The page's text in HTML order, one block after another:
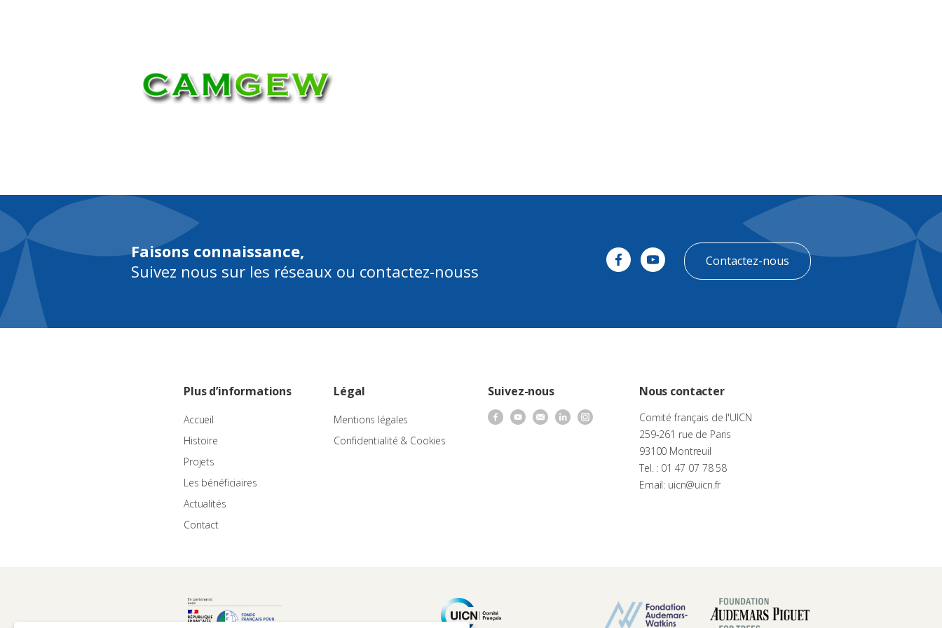
Faisons connaissance,
Suivez nous sur les réseaux ou contactez-nouss
Contactez-nous
Plus d’informations
Accueil
Histoire
Projets
Les bénéficiaires
Actualités
Contact
Légal
Mentions légales
Confidentialité & Cookies
Suivez-nous Nous contacter
Comité français de l'UICN
259-261 rue de Paris
93100 Montreuil
Tel. : 01 47 07 78 58
Email: uicn@uicn.fr